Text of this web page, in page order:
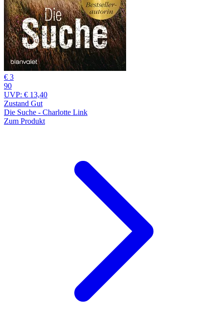
€ 3
90
UVP: € 13,40
Zustand Gut
Die Suche - Charlotte Link
Zum Produkt